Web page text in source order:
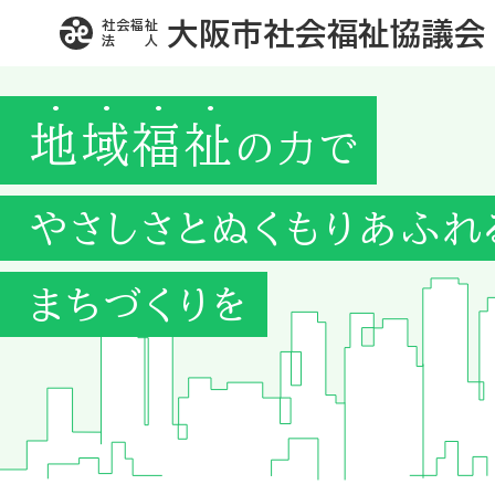
社会福祉
法 人
大阪市社会福祉協議会
地域福祉 の力で
やさしさとぬくもりあふれ
まちづくりを